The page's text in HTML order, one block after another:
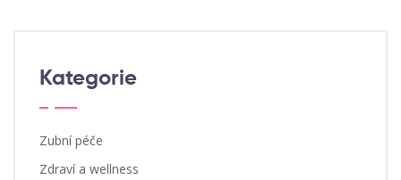
Kategorie
Zubní péče
Zdraví a wellness